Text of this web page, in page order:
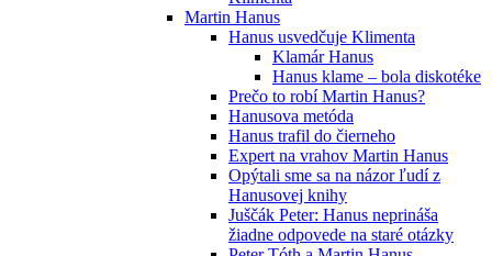
Martin Hanus
Hanus usvedčuje Klimenta
Klamár Hanus
Hanus klame – bola diskotéke
Prečo to robí Martin Hanus?
Hanusova metóda
Hanus trafil do čierneho
Expert na vrahov Martin Hanus
Opýtali sme sa na názor ľudí z
Hanusovej knihy
Juščák Peter: Hanus neprináša
žiadne odpovede na staré otázky